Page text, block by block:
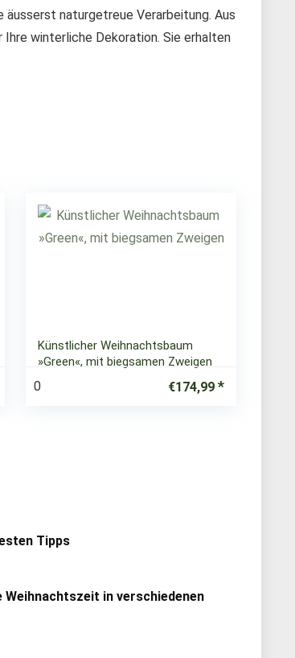
naturgetreue Verarbeitung. Aus
winterliche Dekoration. Sie erhalten
Künstlicher Weihnachtsbaum
»Green«, mit biegsamen Zweigen
0 €174,99
Tipps
in verschiedenen